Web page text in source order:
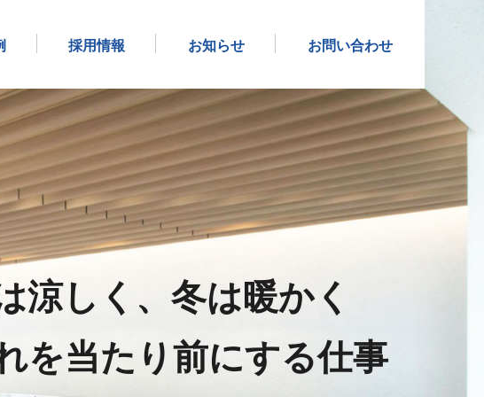
採用情報 お知らせ お問い合わせ
涼しく、冬は暖かく
を当たり前にする仕事